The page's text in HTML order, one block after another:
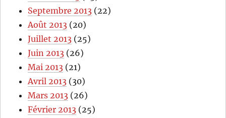
Septembre 2013 (22)
Août 2013 (20)
Juillet 2013 (25)
Juin 2013 (26)
Mai 2013 (21)
Avril 2013 (30)
Mars 2013 (26)
Février 2013 (25)